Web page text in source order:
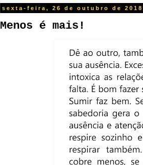
sexta-feira, 26 de outubro de 2018
Menos é mais!